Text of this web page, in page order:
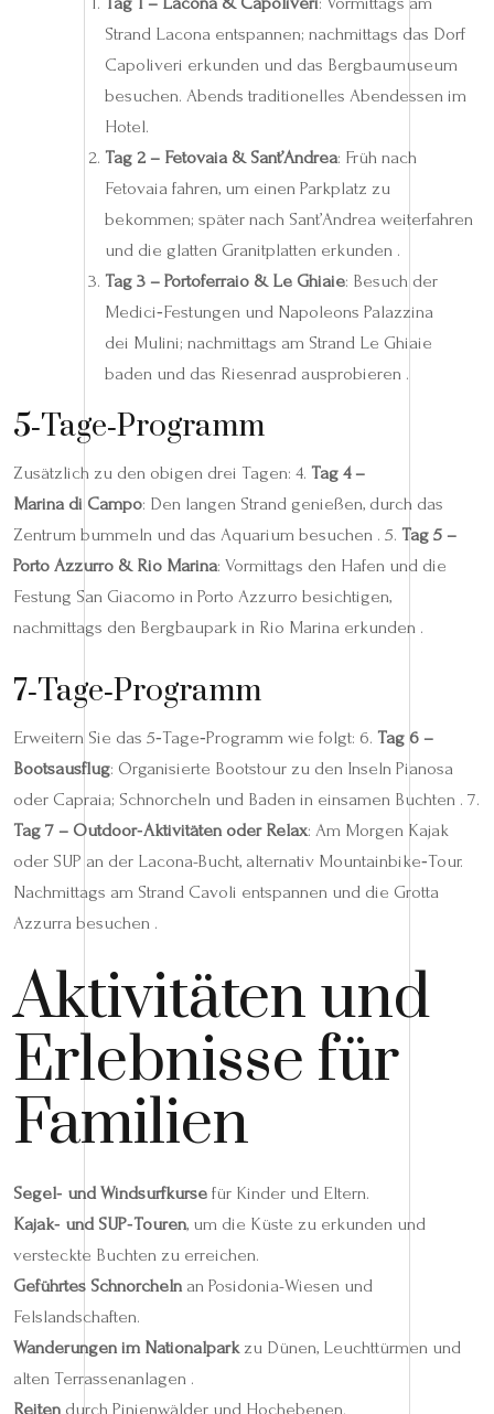
Strand Lacona entspannen; nachmittags das Dorf
Capoliveri erkunden und das Bergbaumuseum
besuchen. Abends traditionelles Abendessen im
Hotel.
Tag 2 – Fetovaia & Sant’Andrea: Früh nach
Fetovaia fahren, um einen Parkplatz zu
bekommen; später nach Sant’Andrea weiterfahren
und die glatten Granitplatten erkunden .
Tag 3 – Portoferraio & Le Ghiaie: Besuch der
Medici‑Festungen und Napoleons Palazzina
dei Mulini; nachmittags am Strand Le Ghiaie
baden und das Riesenrad ausprobieren .
5‑Tage‑Programm
Zusätzlich zu den obigen drei Tagen: 4. Tag 4 –
Marina di Campo: Den langen Strand genießen, durch das
Zentrum bummeln und das Aquarium besuchen . 5. Tag 5 –
Porto Azzurro & Rio Marina: Vormittags den Hafen und die
Festung San Giacomo in Porto Azzurro besichtigen,
nachmittags den Bergbaupark in Rio Marina erkunden .
7‑Tage‑Programm
Erweitern Sie das 5‑Tage‑Programm wie folgt: 6. Tag 6 –
Bootsausflug: Organisierte Bootstour zu den Inseln Pianosa
oder Capraia; Schnorcheln und Baden in einsamen Buchten . 7.
Tag 7 – Outdoor‑Aktivitäten oder Relax: Am Morgen Kajak
oder SUP an der Lacona-Bucht, alternativ Mountainbike‑Tour.
Nachmittags am Strand Cavoli entspannen und die Grotta
Azzurra besuchen .
Aktivitäten und
Erlebnisse für
Familien
Segel‑ und Windsurfkurse für Kinder und Eltern.
Kajak‑ und SUP‑Touren, um die Küste zu erkunden und
versteckte Buchten zu erreichen.
Geführtes Schnorcheln an Posidonia-Wiesen und
Felslandschaften.
Wanderungen im Nationalpark zu Dünen, Leuchttürmen und
alten Terrassenanlagen .
Reiten durch Pinienwälder und Hochebenen.